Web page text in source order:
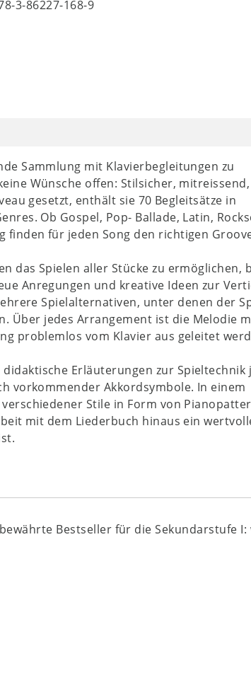
3-86227-168-9
Sammlung mit Klavierbegleitungen zu
Wünsche offen: Stilsicher,
gesetzt, enthält sie 70 Begleitsätze in
Ob Gospel, Pop- Ballade, Latin,
für jeden Song den richtigen
das Spielen aller Stücke zu ermöglichen,
Anregungen und kreative Ideen zur
Spielalternativen, unter denen der
Über jedes Arrangement ist die Melodie
problemlos vom Klavier aus geleitet
Erläuterungen zur Spieltechnik
vorkommender Akkordsymbole. In einem
Stile in Form von
mit dem Liederbuch hinaus ein
Bestseller für die Sekundarstufe